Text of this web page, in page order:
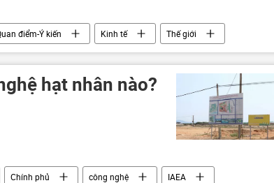
điểm-Ý kiến Kinh tế Thế giới
hạt nhân nào?
Chính phủ công nghệ
IAEA